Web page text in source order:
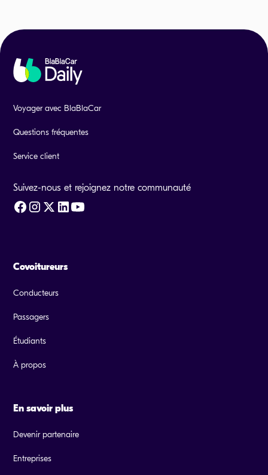
Voyager avec BlaBlaCar
Questions fréquentes
Service client
Suivez-nous et rejoignez notre communauté
Covoitureurs
Conducteurs
Passagers
Étudiants
À propos
En savoir plus
Devenir partenaire
Entreprises